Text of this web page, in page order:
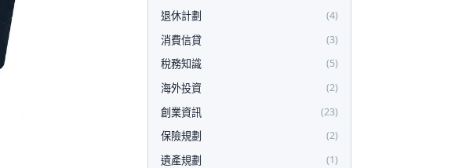
退休計劃 (4)
消費信貸 (3)
稅務知識 (5)
海外投資 (2)
創業資訊 (23)
保險規劃 (2)
遺產規劃 (1)